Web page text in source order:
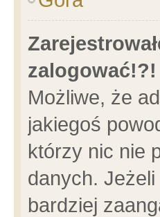
zalogować!?!
Możliwe, że
jakiegoś
którzy nic nie
danych.
bardziej